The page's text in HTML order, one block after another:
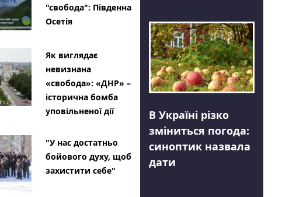
"свобода": Південна
Осетія
Як виглядає
невизнана
«свобода»: «ДНР» –
історична бомба
уповільненої дії
"У нас достатньо
бойового духу, щоб
захистити себе"
В Україні різко
зміниться погода:
синоптик назвала
дати